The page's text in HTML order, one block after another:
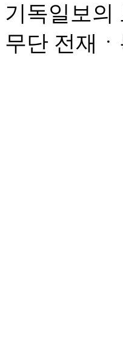
기독일보의
무단 전재